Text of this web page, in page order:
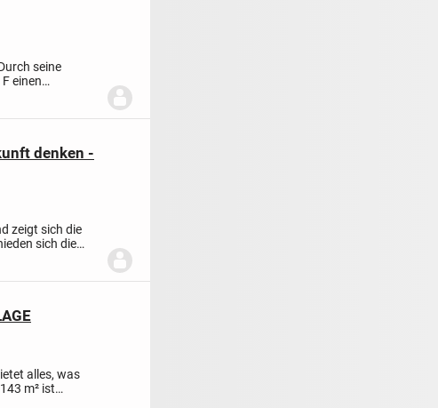
seine
einen
denken -
zeigt sich die
sich die
alles, was
m² ist